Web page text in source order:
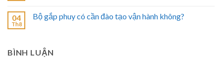
04
Th8
Bộ gắp phuy có cần đào tạo vận hành không?
BÌNH LUẬN